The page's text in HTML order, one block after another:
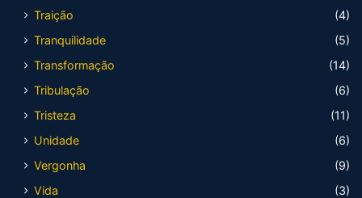
Traição
(4)
Tranquilidade
(5)
Transformação
(14)
Tribulação
(6)
Tristeza
(11)
Unidade
(6)
Vergonha
(9)
Vida
(3)